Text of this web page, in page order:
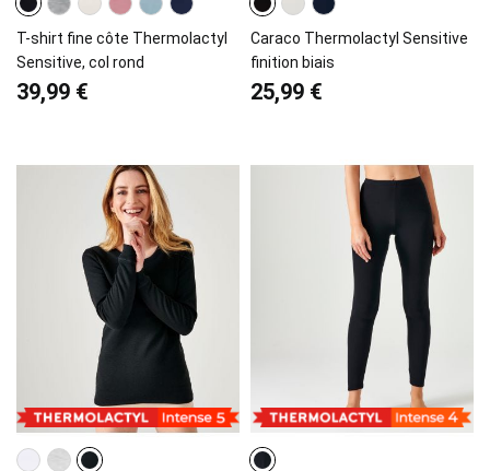
T-shirt fine côte Thermolactyl
Sensitive, col rond
39,99 €
Caraco Thermolactyl Sensitive
finition biais
25,99 €